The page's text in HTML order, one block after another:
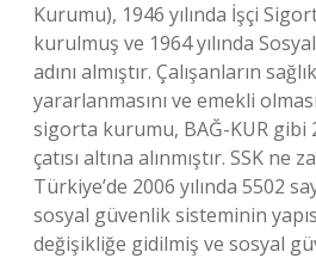
Kurumu), 1946 yılında İşçi
kurulmuş ve 1964 yılında
adını almıştır. Çalışanların
yararlanmasını ve emekli
sigorta kurumu, BAĞ-KUR gibi
çatısı altına alınmıştır. SSK ne
Türkiye’de 2006 yılında 5502
sosyal güvenlik sisteminin
değişikliğe gidilmiş ve sosyal